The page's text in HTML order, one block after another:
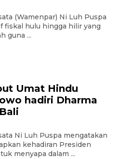
(Wamenpar) Ni Luh Puspa
fiskal hulu hingga hilir yang
guna ...
Umat Hindu
hadiri Dharma
Ni Luh Puspa mengatakan
kehadiran Presiden
menyapa dalam ...